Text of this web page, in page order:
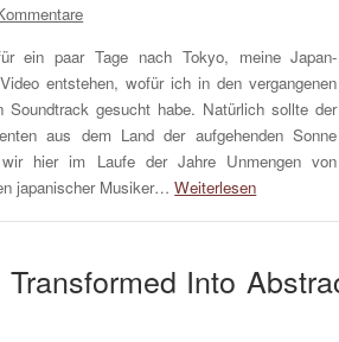
ein paar Tage nach Tokyo, meine Japan-
entstehen, wofür ich in den vergangenen
Soundtrack gesucht habe. Natürlich sollte der
aus dem Land der aufgehenden Sonne
hier im Laufe der Jahre Unmengen von
japanischer Musiker…Weiterlesen
Into